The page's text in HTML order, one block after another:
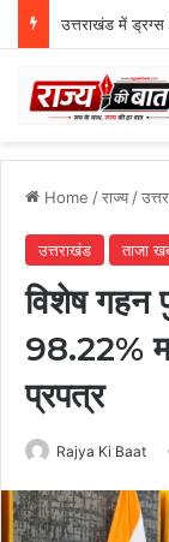
Home /राज्य/
उत्तराखंड ताजा
विशेष गहन
98.22%
प्रपत्र
Rajya Ki Baat